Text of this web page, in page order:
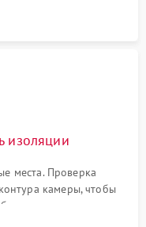
изоляции
места. Проверка
камеры, чтобы
и потерю тепла.
корпуса шкафа.